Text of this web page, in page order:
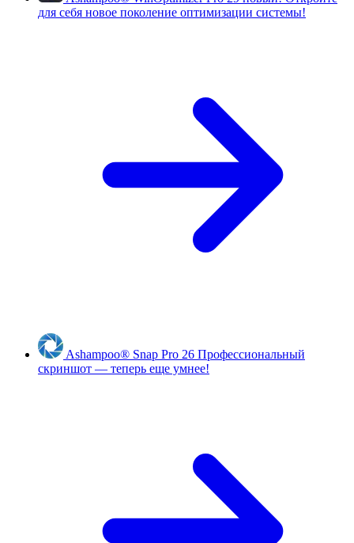
для себя новое поколение оптимизации системы!
Ashampoo® Snap Pro 26 Профессиональный
скриншот — теперь еще умнее!